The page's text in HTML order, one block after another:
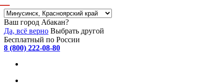
Ваш город Абакан?
Да, всё верно Выбрать другой
Бесплатный по России
8 (800) 222-08-80